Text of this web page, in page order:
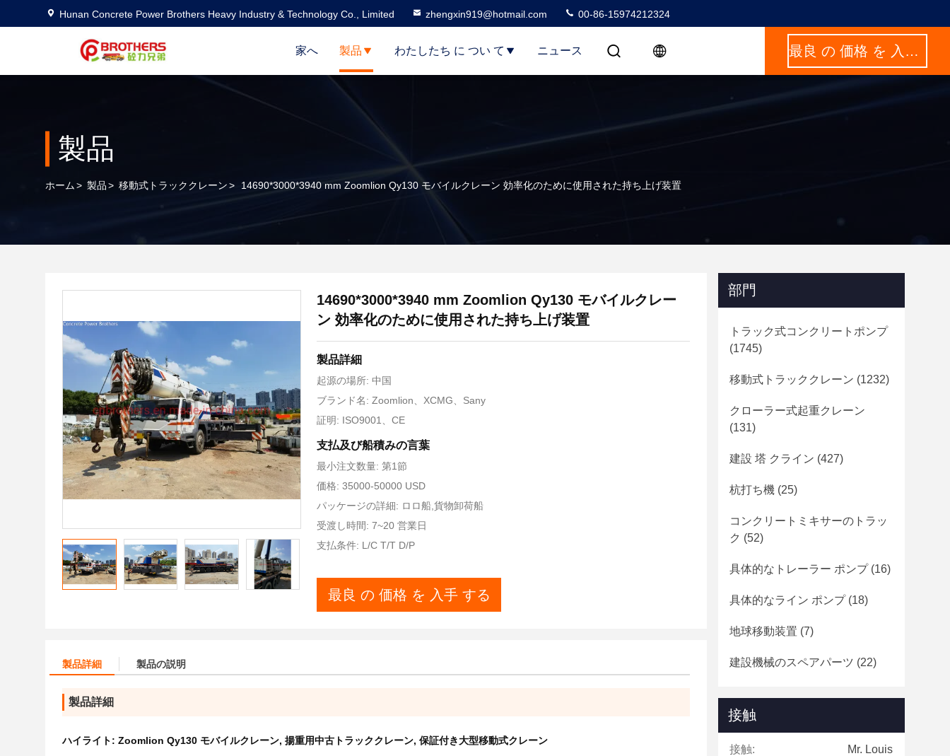
Hunan Concrete Power Brothers Heavy Industry & Technology Co., Limited zhengxin919@hotmail.com 00-86-15974212324
家へ 製品 わたしたち に つい て ニュース 最良 の 価格 を 入手 する
製品
ホーム> 製品> 移動式トラッククレーン> 14690*3000*3940 mm Zoomlion Qy130 モバイルクレーン 効率化のために使用された持ち上げ装置
14690*3000*3940 mm Zoomlion Qy130 モバイルクレー
ン 効率化のために使用された持ち上げ装置
製品詳細
起源の場所: 中国
ブランド名: Zoomlion、XCMG、Sany
証明: ISO9001、CE
支払及び船積みの言葉
最小注文数量: 第1節
価格: 35000-50000 USD
パッケージの詳細: ロロ船,貨物卸荷船
受渡し時間: 7~20 営業日
支払条件: L/C T/T D/P
最良 の 価格 を 入手 する
製品詳細 製品の説明
製品詳細
ハイライト: Zoomlion Qy130 モバイルクレーン, 揚重用中古トラッククレーン, 保証付き大型移動式クレーン
部門
トラック式コンクリートポンプ
(1745)
移動式トラッククレーン (1232)
クローラー式起重クレーン
(131)
建設 塔 クライン (427)
杭打ち機 (25)
コンクリートミキサーのトラッ
ク (52)
具体的なトレーラー ポンプ(16)
具体的なライン ポンプ(18)
地球移動装置 (7)
建設機械のスペアパーツ (22)
接触
接触: Mr. Louis